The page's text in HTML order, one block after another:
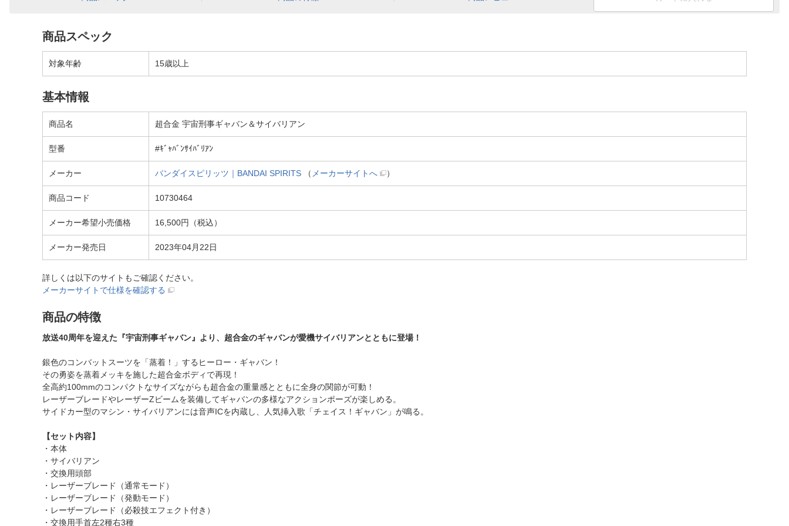
商品スペック
対象年齢 15歳以上
基本情報
商品名 超合金 宇宙刑事ギャバン＆サイバリアン
型番 #ｷﾞｬﾊﾞﾝｻｲﾊﾞﾘｱﾝ
メーカー バンダイスピリッツ｜BANDAI SPIRITS （ メーカーサイトへ ）
商品コード 10730464
メーカー希望小売価格 16,500円（税込）
メーカー発売日 2023年04月22日
詳しくは以下のサイトもご確認ください。
メーカーサイトで仕様を確認する
商品の特徴
放送40周年を迎えた『宇宙刑事ギャバン』より、超合金のギャバンが愛機サイバリアンとともに登場！
銀色のコンバットスーツを「蒸着！」するヒーロー・ギャバン！
その勇姿を蒸着メッキを施した超合金ボディで再現！
全高約100mmのコンパクトなサイズながらも超合金の重量感とともに全身の関節が可動！
レーザーブレードやレーザーZビームを装備してギャバンの多様なアクションポーズが楽しめる。
サイドカー型のマシン・サイバリアンには音声ICを内蔵し、人気挿入歌「チェイス！ギャバン」が鳴る。
【セット内容】
・本体
・サイバリアン
・交換用頭部
・レーザーブレード（通常モード）
・レーザーブレード（発動モード）
・レーザーブレード（必殺技エフェクト付き）
・交換用手首左2種右3種